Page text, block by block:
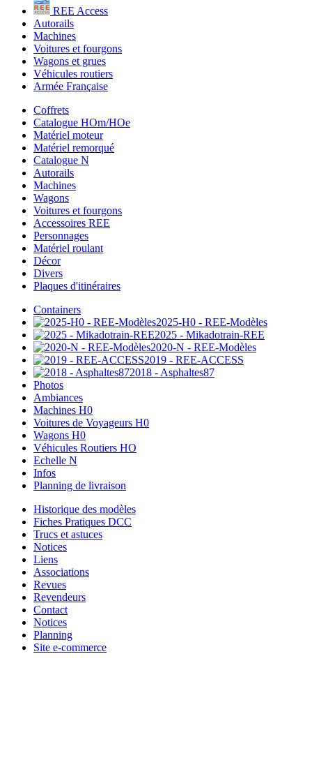
REE Access
Autorails
Machines
Voitures et fourgons
Wagons et grues
Véhicules routiers
Armée Française
Coffrets
Catalogue HOm/HOe
Matériel moteur
Matériel remorqué
Catalogue N
Autorails
Machines
Wagons
Voitures et fourgons
Accessoires REE
Personnages
Matériel roulant
Décor
Divers
Plaques d'itinéraires
Containers
2025-H0 - REE-Modèles
2025 - Mikadotrain-REE
2020-N - REE-Modèles
2019 - REE-ACCESS
2018 - Asphaltes87
Photos
Ambiances
Machines H0
Voitures de Voyageurs H0
Wagons H0
Véhicules Routiers HO
Echelle N
Infos
Planning de livraison
Historique des modèles
Fiches Pratiques DCC
Trucs et astuces
Notices
Liens
Associations
Revues
Revendeurs
Contact
Notices
Planning
Site e-commerce